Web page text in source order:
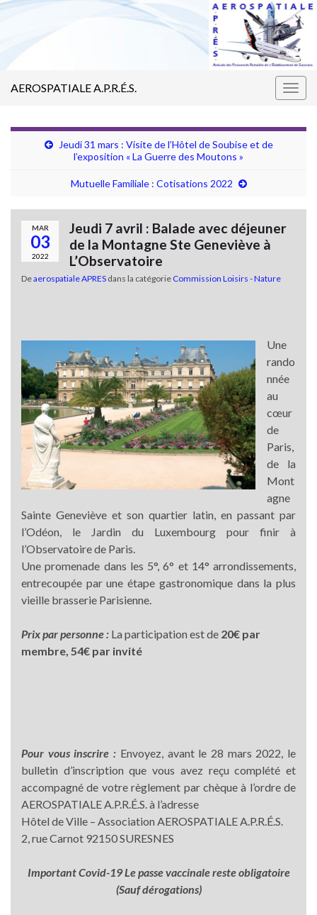
AEROSPATIALE A.P.R.É.S.
Jeudi 31 mars : Visite de l’Hôtel de Soubise et de
l’exposition « La Guerre des Moutons »
Mutuelle Familiale : Cotisations 2022
MAR
03
2022
Jeudi 7 avril : Balade avec déjeuner
de la Montagne Ste Geneviève à
L’Observatoire
Deaerospatiale APRES dans la catégorie Commission Loisirs - Nature
Une
rando
nnée
au
cœur
de
Paris,
de la
Mont
agne
Sainte Geneviève et son quartier latin, en passant par
l’Odéon, le Jardin du Luxembourg pour finir à
l’Observatoire de Paris.
Une promenade dans les 5°, 6° et 14° arrondissements,
entrecoupée par une étape gastronomique dans la plus
vieille brasserie Parisienne.
Prix par personne : La participation est de 20€ par
membre, 54€ par invité
Pour vous inscrire : Envoyez, avant le 28 mars 2022, le
bulletin d’inscription que vous avez reçu complété et
accompagné de votre règlement par chèque à l’ordre de
AEROSPATIALE A.P.R.É.S. à l’adresse
Hôtel de Ville – Association AEROSPATIALE A.P.R.É.S.
2, rue Carnot 92150 SURESNES
Important Covid-19 Le passe vaccinale reste obligatoire
(Sauf dérogations)